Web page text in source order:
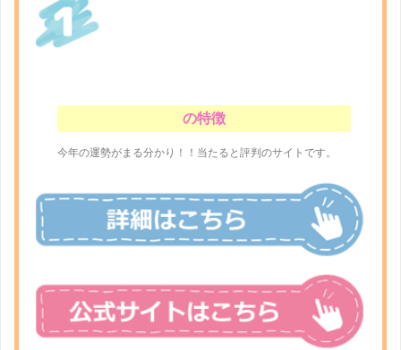
の特徴
今年の運勢がまる分かり！！当たると評判のサイトです。